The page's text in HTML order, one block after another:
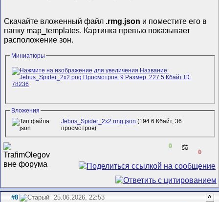
Скачайте вложенный файл .rmg.json и поместите его в
папку map_templates. Картинка превью показывает
расположение зон.
Миниатюры
Вложения
Jebus_Spider_2x2.rmg.json (194.6 Кбайт, 36
просмотров)
0 ⚖️
0
#8 25.06.2026, 22:53 ^